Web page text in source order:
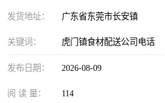
发货地址： 广东省东莞市长安镇
关键词： 虎门镇食材配送公司电话
发布日期： 2026-08-09
阅 读 量： 114